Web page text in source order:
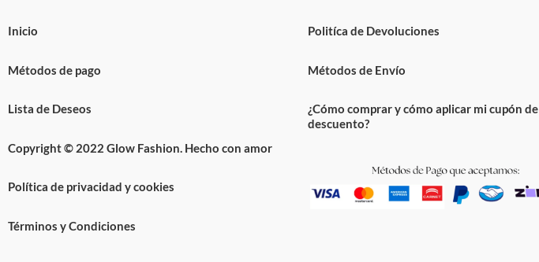
Inicio
Métodos de pago
Lista de Deseos
Copyright © 2022 Glow Fashion. Hecho con amor
Política de privacidad y cookies
Términos y Condiciones
Politíca de Devoluciones
Métodos de Envío
¿Cómo comprar y cómo aplicar mi cupón de
descuento?